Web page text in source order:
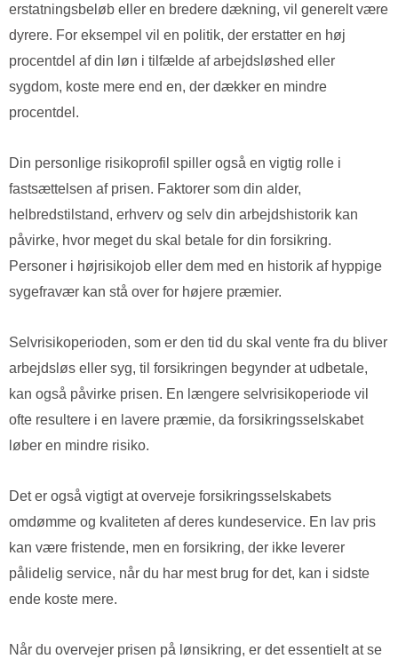
erstatningsbeløb eller en bredere dækning, vil generelt være
dyrere. For eksempel vil en politik, der erstatter en høj
procentdel af din løn i tilfælde af arbejdsløshed eller
sygdom, koste mere end en, der dækker en mindre
procentdel.
Din personlige risikoprofil spiller også en vigtig rolle i
fastsættelsen af prisen. Faktorer som din alder,
helbredstilstand, erhverv og selv din arbejdshistorik kan
påvirke, hvor meget du skal betale for din forsikring.
Personer i højrisikojob eller dem med en historik af hyppige
sygefravær kan stå over for højere præmier.
Selvrisikoperioden, som er den tid du skal vente fra du bliver
arbejdsløs eller syg, til forsikringen begynder at udbetale,
kan også påvirke prisen. En længere selvrisikoperiode vil
ofte resultere i en lavere præmie, da forsikringsselskabet
løber en mindre risiko.
Det er også vigtigt at overveje forsikringsselskabets
omdømme og kvaliteten af deres kundeservice. En lav pris
kan være fristende, men en forsikring, der ikke leverer
pålidelig service, når du har mest brug for det, kan i sidste
ende koste mere.
Når du overvejer prisen på lønsikring, er det essentielt at se